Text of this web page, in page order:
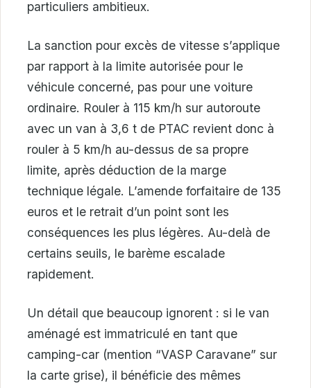
particuliers ambitieux.
La sanction pour excès de vitesse s’applique
par rapport à la limite autorisée pour le
véhicule concerné, pas pour une voiture
ordinaire. Rouler à 115 km/h sur autoroute
avec un van à 3,6 t de PTAC revient donc à
rouler à 5 km/h au-dessus de sa propre
limite, après déduction de la marge
technique légale. L’amende forfaitaire de 135
euros et le retrait d’un point sont les
conséquences les plus légères. Au-delà de
certains seuils, le barème escalade
rapidement.
Un détail que beaucoup ignorent : si le van
aménagé est immatriculé en tant que
camping-car (mention “VASP Caravane” sur
la carte grise), il bénéficie des mêmes